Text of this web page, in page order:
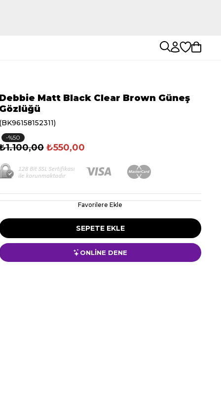
Debbie Matt Black Clear Brown Güneş
Gözlüğü
(BK96158152311)
50
₺550,00
Favorilere Ekle
ONLİNE DENE